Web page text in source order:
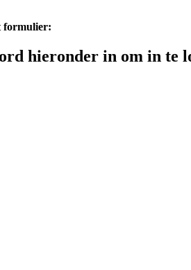
formulier:
hieronder in om in te